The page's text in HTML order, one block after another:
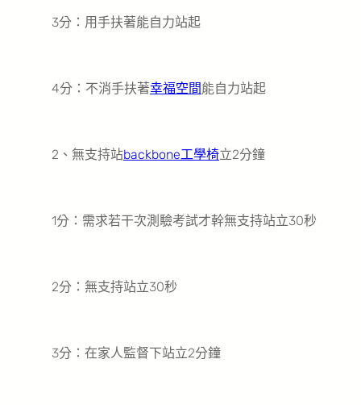
3分：用手扶著能自力站起
4分：不消手扶著幸福空間能自力站起
2、無支持站backbone工學椅立2分鐘
1分：需求若干次測驗考試才幹無支持站立30秒
2分：無支持站立30秒
3分：在家人監督下站立2分鐘